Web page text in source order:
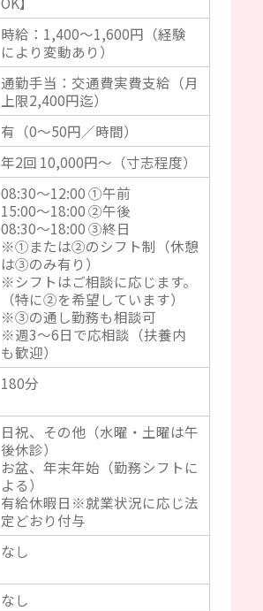
時給：1,400～1,600円（経験
により変動あり）
通勤手当：交通費実費支給（月
上限2,400円迄）
有（0～50円／時間）
年2回 10,000円～（寸志程度）
08:30～12:00 ①午前
15:00～18:00 ②午後
08:30～18:00 ③終日
※①または②のシフト制（休憩
は③のみ有り）
※シフトはご相談に応じます。
（特に②を希望しています）
※③の通し勤務も相談可
※週3～6日で応相談（扶養内
も歓迎）
180分
日祝、その他（水曜・土曜は午
後休診）
お盆、年末年始（勤務シフトに
よる）
有給休暇日※就業状況に応じ法
定どおり付与
なし
なし